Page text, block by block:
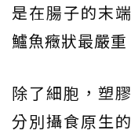
是在腸子的末
鱸魚癥狀最嚴重
除了細胞，塑
分別攝食原生